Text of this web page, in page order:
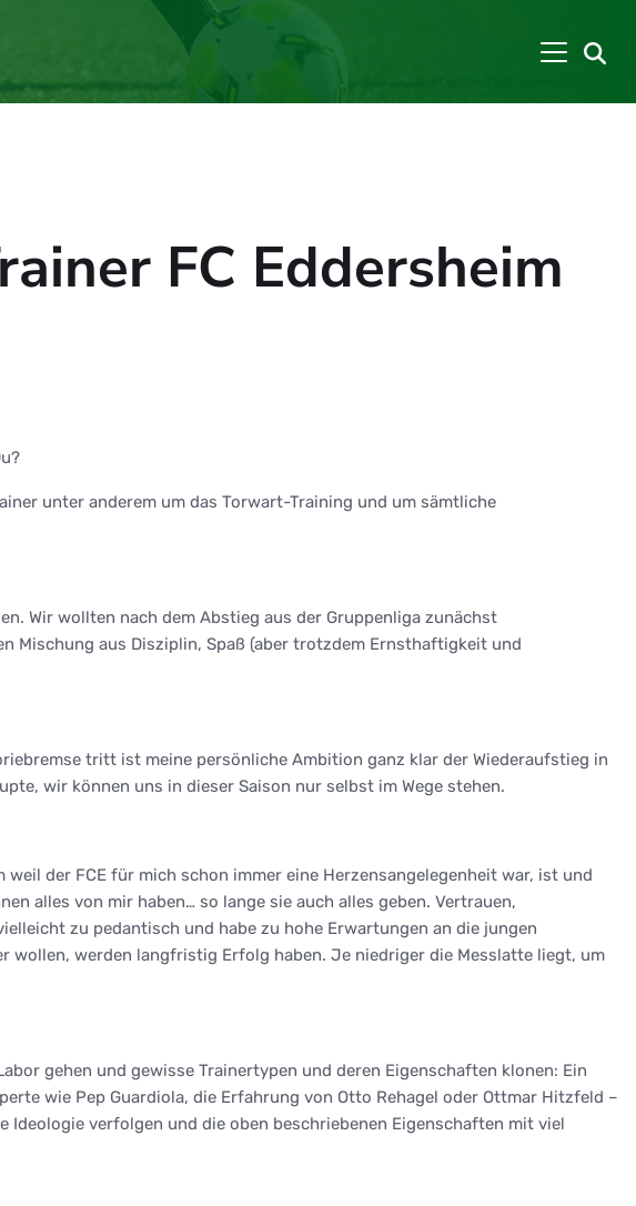
FC Eddersheim
unter anderem um das Torwart-Training und um sämtliche
Wir wollten nach dem Abstieg aus der Gruppenliga zunächst
Mischung aus Disziplin, Spaß (aber trotzdem Ernsthaftigkeit und
tritt ist meine persönliche Ambition ganz klar der Wiederaufstieg in
wir können uns in dieser Saison nur selbst im Wege stehen.
der FCE für mich schon immer eine Herzensangelegenheit war, ist und
alles von mir haben… so lange sie auch alles geben. Vertrauen,
zu pedantisch und habe zu hohe Erwartungen an die jungen
wollen, werden langfristig Erfolg haben. Je niedriger die Messlatte liegt, um
gehen und gewisse Trainertypen und deren Eigenschaften klonen: Ein
wie Pep Guardiola, die Erfahrung von Otto Rehagel oder Ottmar Hitzfeld –
Ideologie verfolgen und die oben beschriebenen Eigenschaften mit viel